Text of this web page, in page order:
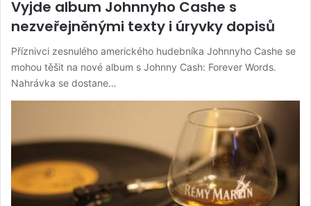
Vyjde album Johnnyho Cashe s
nezveřejněnými texty i úryvky dopisů
Příznivci zesnulého amerického hudebníka Johnnyho Cashe se
mohou těšit na nové album s Johnny Cash: Forever Words.
Nahrávka se dostane…